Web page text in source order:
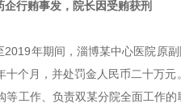
企行贿事发，院长因受贿获刑
2019年期间，淄博某中心医院原
十个月，并处罚金人民币二十万
等工作、负责双某分院全面工作